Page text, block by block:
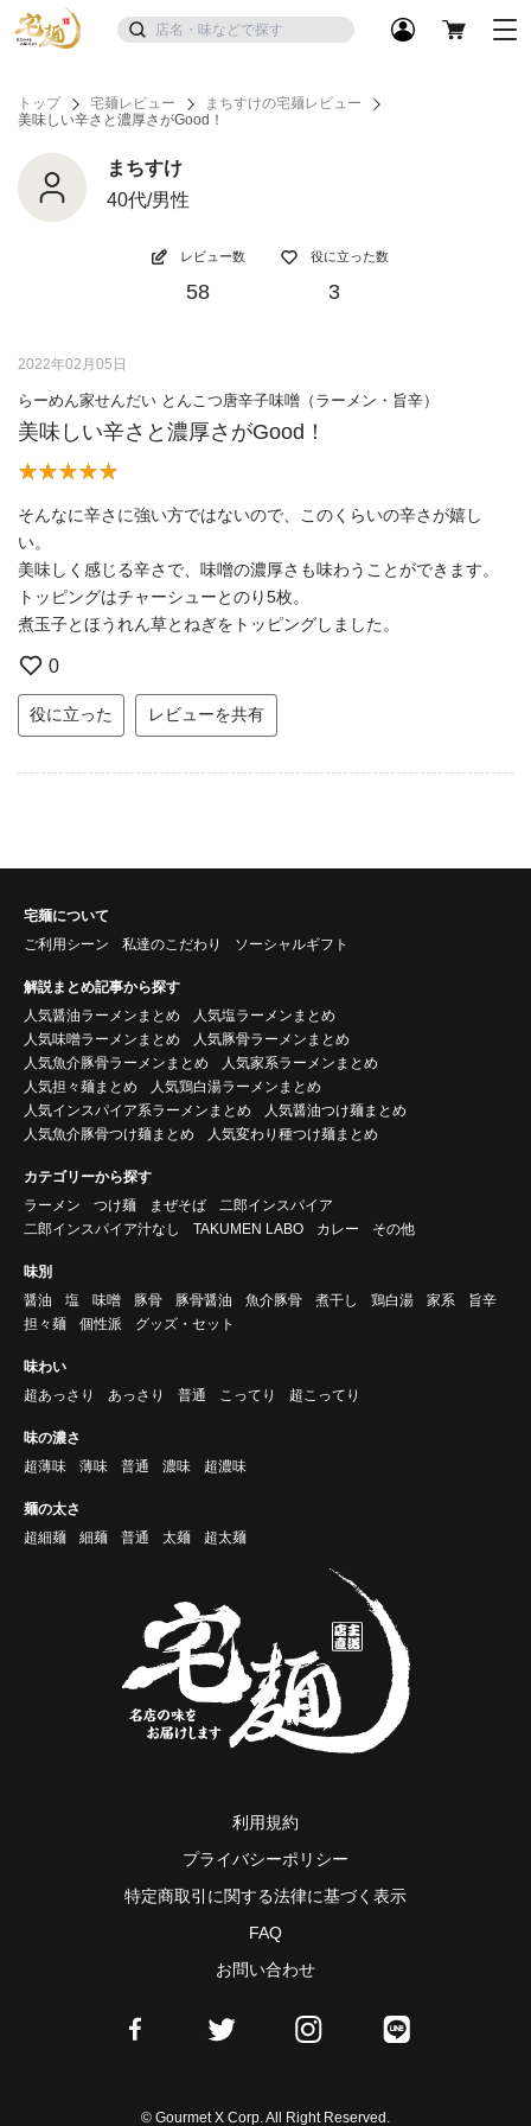
トップ 宅麺レビュー
まちすけの宅麺レビュー
美味しい辛さと濃厚さがGood！
まちすけ
40代/男性
レビュー数
58
役に立った数
3
2022年02月05日
らーめん家せんだい とんこつ唐辛子味噌（ラーメン・旨辛）
美味しい辛さと濃厚さがGood！
そんなに辛さに強い方ではないので、このくらいの辛さが嬉し
い。
美味しく感じる辛さで、味噌の濃厚さも味わうことができます。
トッピングはチャーシューとのり5枚。
煮玉子とほうれん草とねぎをトッピングしました。
0
役に立った レビューを共有
宅麺について
ご利用シーン
私達のこだわり ソーシャルギフト
解説まとめ記事から探す
人気醤油ラーメンまとめ
人気塩ラーメンまとめ
人気味噌ラーメンまとめ
人気豚骨ラーメンまとめ
人気魚介豚骨ラーメンまとめ
人気家系ラーメンまとめ
人気担々麺まとめ
人気鶏白湯ラーメンまとめ
人気インスパイア系ラーメンまとめ
人気醤油つけ麺まとめ
人気魚介豚骨つけ麺まとめ
人気変わり種つけ麺まとめ
カテゴリーから探す
ラーメン
つけ麺 まぜそば
二郎インスパイア
二郎インスパイア汁なし
TAKUMEN LABO カレー その他
味別
醤油
塩 味噌 豚骨 豚骨醤油 魚介豚骨 煮干し 鶏白湯 家系
旨辛
担々麺
個性派 グッズ・セット
味わい
超あっさり
あっさり 普通 こってり 超こってり
味の濃さ
超薄味
薄味 普通 濃味 超濃味
麺の太さ
超細麺
細麺 普通 太麺 超太麺
利用規約
プライバシーポリシー
特定商取引に関する法律に基づく表示
FAQ
お問い合わせ
© Gourmet X Corp. All Right Reserved.